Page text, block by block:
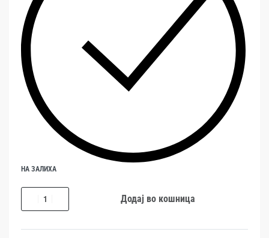
НА ЗАЛИХА
Додај во кошница